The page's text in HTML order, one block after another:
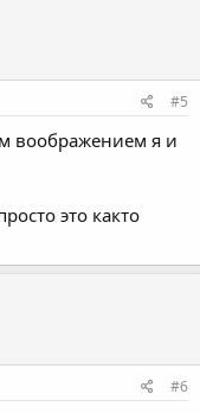
#5
воображением я и
это както
#6